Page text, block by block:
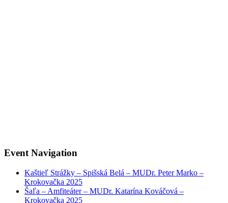
Event Navigation
Kaštieľ Strážky – Spišská Belá – MUDr. Peter Marko –
Krokovačka 2025
Šaľa – Amfiteáter – MUDr. Katarína Kováčová –
Krokovačka 2025